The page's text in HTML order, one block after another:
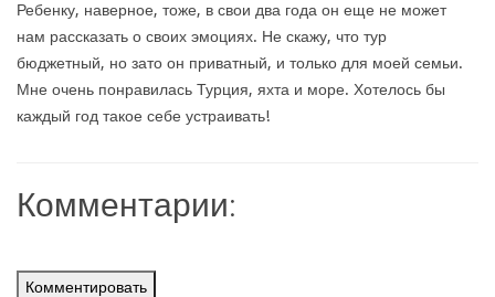
Ребенку, наверное, тоже, в свои два года он еще не может
нам рассказать о своих эмоциях. Не скажу, что тур
бюджетный, но зато он приватный, и только для моей семьи.
Мне очень понравилась Турция, яхта и море. Хотелось бы
каждый год такое себе устраивать!
Комментарии:
Комментировать